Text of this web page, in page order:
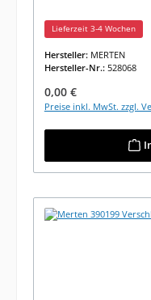
Lieferzeit 3-4 Wochen
Hersteller: MERTEN
Hersteller-Nr.: 528068
Regulärer Preis:
0,00 €
Preise inkl. MwSt. zzgl.